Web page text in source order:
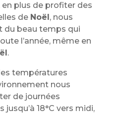
en plus de profiter des
de Noël , nous
du beau temps qui
l’année, même en
.
températures
nous
de journées
18°C ​​vers midi,